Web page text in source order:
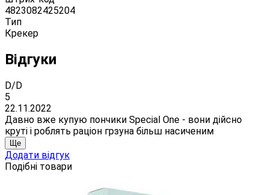
4823082425204
Тип
Крекер
Відгуки
D/D
5
22.11.2022
Давно вже купую пончики Special One - вони дійсно
круті і роблять раціон грзуна більш насиченим
Ще
Додати відгук
Подібні товари